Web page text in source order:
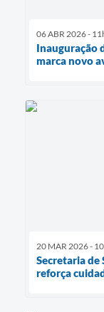
06 ABR 2026 -
Inauguração
marca novo
20 MAR 2026 -
Secretaria de
reforça